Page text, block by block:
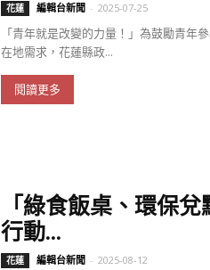
花蓮 編輯台新聞 - 2025-07-25
「青年就是改變的力量！」為鼓勵青年
在地需求，花蓮縣政...
閱讀更多
「綠食飯桌、環保
行動...
花蓮 編輯台新聞 - 2025-08-12